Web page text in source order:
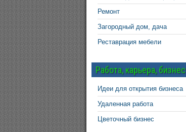
Ремонт
Загородный дом, дача
Реставрация мебели
Работа, карьера, бизнес
Идеи для открытия бизнеса
Удаленная работа
Цветочный бизнес